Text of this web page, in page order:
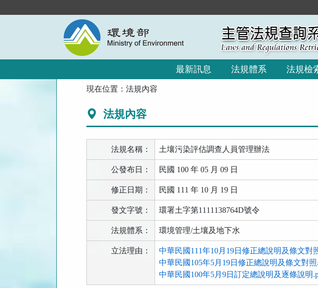
到
最新訊息 法規體系 法規檢
現在位置：法規內容
法規內容
法規名稱： 土壤污染評估調查人員管理辦法
公發布日： 民國 100 年 05 月 09 日
修正日期： 民國 111 年 10 月 19 日
發文字號： 環署土字第1111138764D號令
法規體系： 環境管理/土壤及地下水
立法理由：
中華民國111年10月19日修正總說明及條文對
中華民國105年5月19日修正總說明及條文對
中華民國100年5月9日訂定總說明及逐條說明